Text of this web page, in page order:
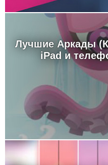
Лучшие Аркады
iPad и